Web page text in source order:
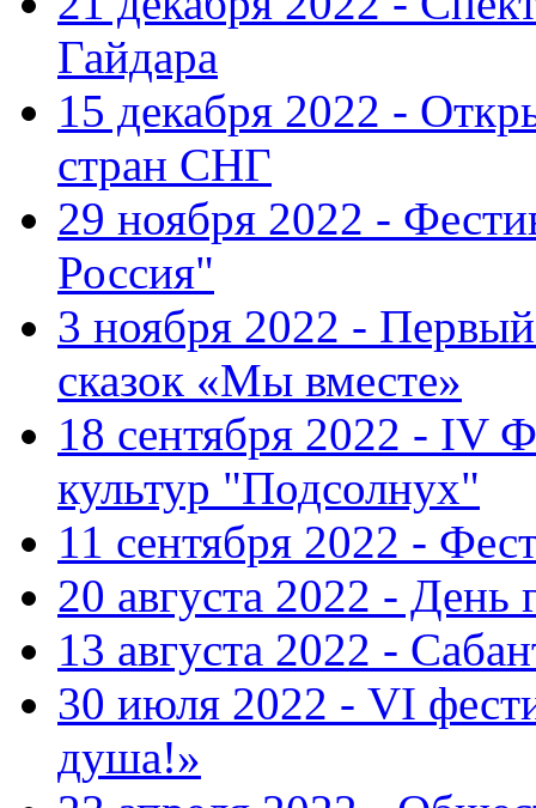
Гайдара
15 декабря 2022 -
стран СНГ
29 ноября 2022 -
Россия"
3 ноября 2022 -
сказок «Мы вместе»
18 сентября 2022 - IV
культур "Подсолнух"
11 сентября 2022 -
20 августа 2022 - День
13 августа 2022 -
30 июля 2022 - VI
душа!»